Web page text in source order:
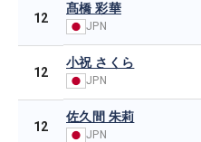
12
髙橋 彩華
JPN
12
小祝 さくら
JPN
12
佐久間 朱莉
JPN